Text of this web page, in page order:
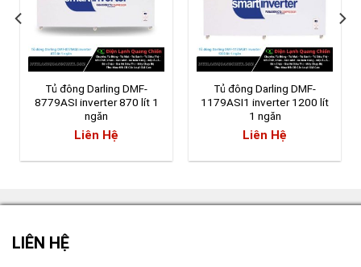
Tủ đông Darling DMF-
8779ASI inverter 870 lít 1
ngăn
Liên Hệ
Tủ đông Darling DMF-
1179ASI1 inverter 1200 lít
1 ngăn
Liên Hệ
LIÊN HỆ